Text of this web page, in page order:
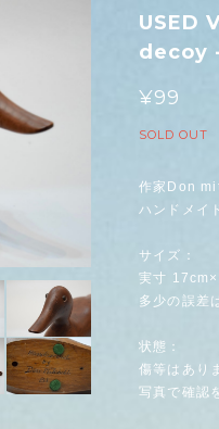
USED
decoy
¥99
SOLD OUT
作家Don
ハンドメイ
サイズ：
実寸
多少の誤差
状態：
傷等はあり
写真で確認